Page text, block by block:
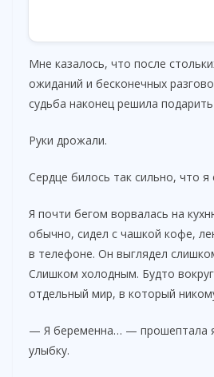
Мне казалось, что после
ожиданий и бесконечных
судьба наконец решила
Руки дрожали.
Сердце билось так сильно, что
Я почти бегом ворвалась на
обычно, сидел с чашкой кофе,
в телефоне. Он выглядел
Слишком холодным. Будто
отдельный мир, в который
— Я беременна… — прошептала
улыбку.